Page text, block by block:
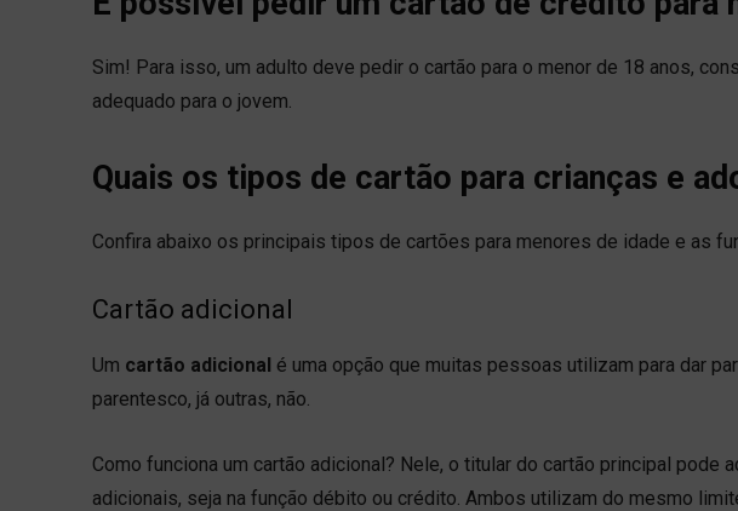
Sim! Para isso, um adulto deve pedir o cartão para o menor de 18 anos,
adequado para o jovem.
Quais os tipos de cartão para crianças e
Confira abaixo os principais tipos de cartões para menores de idade e as
Cartão adicional
Um cartão adicional é uma opção que muitas pessoas utilizam para dar
parentesco, já outras, não.
Como funciona um cartão adicional? Nele, o titular do cartão principal
adicionais, seja na função débito ou crédito. Ambos utilizam do mesmo